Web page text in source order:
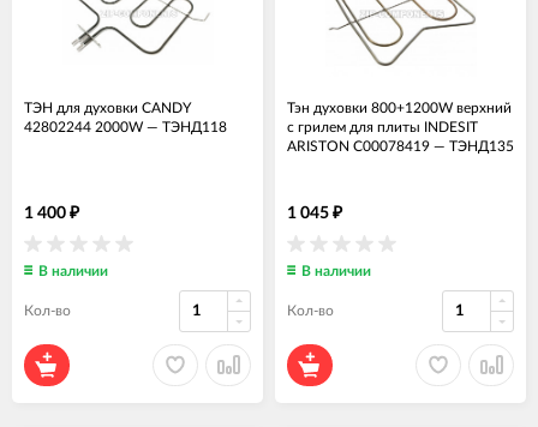
ТЭН для духовки CANDY
42802244 2000W — ТЭНД118
1 400 ₽
В наличии
Кол-во
Тэн духовки 800+1200W верхний
с грилем для плиты INDESIT
ARISTON C00078419 — ТЭНД135
1 045 ₽
В наличии
Кол-во